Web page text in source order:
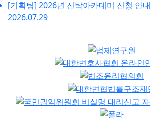
[기획팀] 2026년 신탁아카데미 신청 안내
2026.07.29